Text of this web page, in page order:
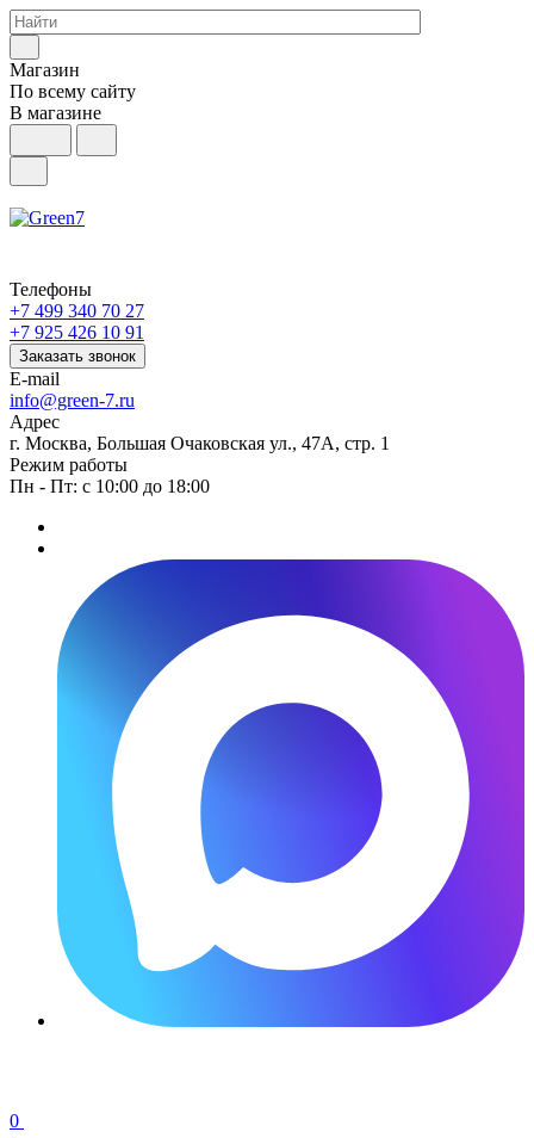
Магазин
По всему сайту
В магазине
Телефоны
+7 499 340 70 27
+7 925 426 10 91
Заказать звонок
E-mail
info@green-7.ru
Адрес
г. Москва, Большая Очаковская ул., 47А, стр. 1
Режим работы
Пн - Пт: с 10:00 до 18:00
0